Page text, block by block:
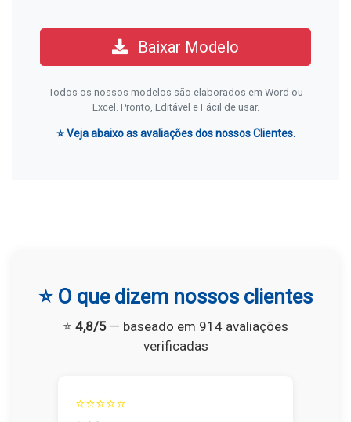
Baixar Modelo
Todos os nossos modelos são elaborados em Word ou
Excel. Pronto, Editável e Fácil de usar.
⭐ Veja abaixo as avaliações dos nossos Clientes.
⭐ O que dizem nossos clientes
⭐ 4,8/5 — baseado em 914 avaliações
verificadas
⭐⭐⭐⭐⭐